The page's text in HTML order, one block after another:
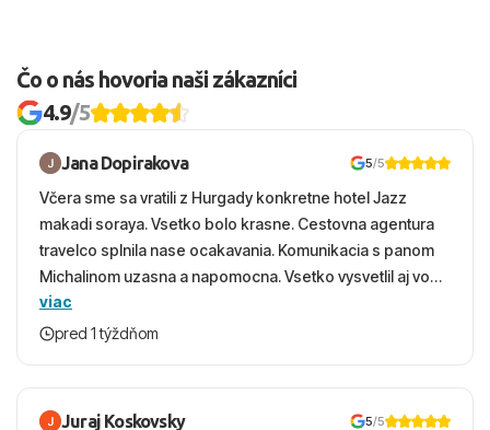
Čo o nás hovoria naši zákazníci
4.9/5
Jana Dopirakova 5/5
Včera sme sa vratili z Hurgady konkretne hotel Jazz
makadi soraya. Vsetko bolo krasne. Cestovna agentura
travelco splnila nase ocakavania. Komunikacia s panom
Michalinom uzasna a napomocna. Vsetko vysvetlil aj vo
vecernych hodinach zaco sa ospravedlnujem. Hotel
krasny, cisty. Sluzby top. Strava, prostredie, more,
viac
pred 1 týždňom
Juraj Koskovsky 5/5